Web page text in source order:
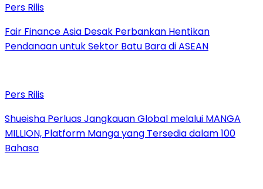
Pers Rilis
Fair Finance Asia Desak Perbankan Hentikan
Pendanaan untuk Sektor Batu Bara di ASEAN
Pers Rilis
Shueisha Perluas Jangkauan Global melalui MANGA
MILLION, Platform Manga yang Tersedia dalam 100
Bahasa